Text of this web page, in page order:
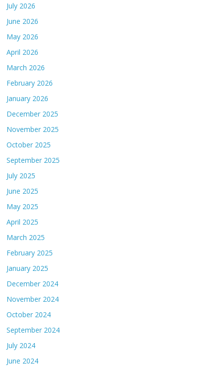
July 2026
June 2026
May 2026
April 2026
March 2026
February 2026
January 2026
December 2025
November 2025
October 2025
September 2025
July 2025
June 2025
May 2025
April 2025
March 2025
February 2025
January 2025
December 2024
November 2024
October 2024
September 2024
July 2024
June 2024